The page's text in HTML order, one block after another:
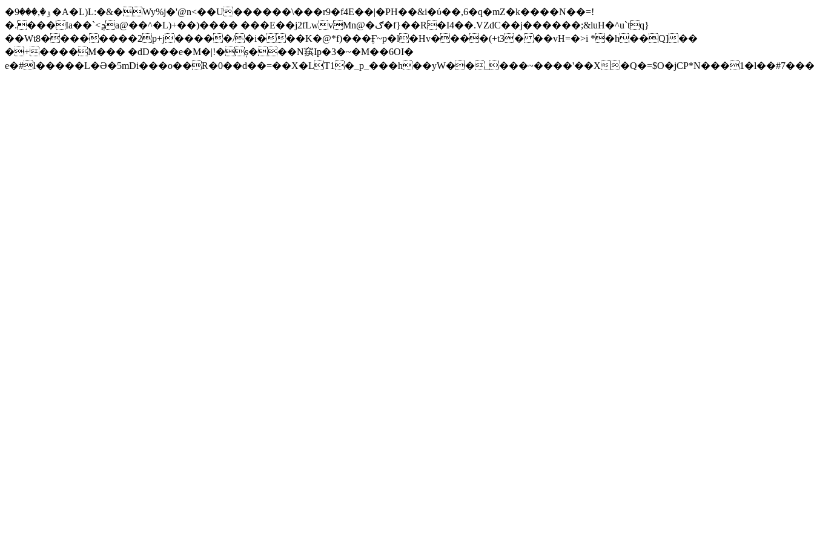
�ۉ�,
���9�A�L)L:�&�Wy%j�'@n<��U������\���r9�f4E��|�PH��&i�ύ��,6�q�mZ�k����N��=!
�.���Ia��`<ܯa@��^�L)+��)���� ���E��j2fLwvMn@�ګ�f}��R�I4��.VZdC��j������;&luH�^u`tq}
��Wt8��������2p+j�����/�і���K�@*f)���Ӻ~p�l�Hv����(+t3� ��vH=�>i *�h��Q]��
�+����M��� �dD���e�M�|!�ș���N䆢Ip�3�~�M��6OI�
e�#l�����L�Ə�5mDi���o��R�0��d��=��X�LT1�_p_���h��yW��_���~����'��X